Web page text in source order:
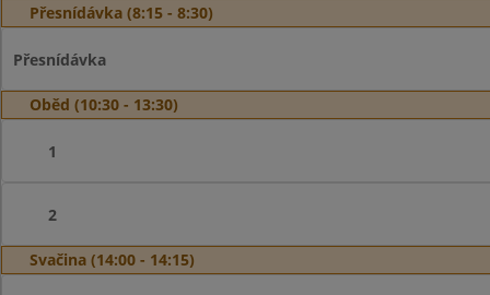
Přesnídávka (8:15 - 8:30)
Přesnídávka
Oběd (10:30 - 13:30)
1
2
Svačina (14:00 - 14:15)